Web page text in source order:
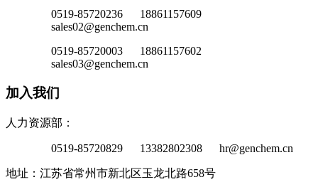
0519-85720236 18861157609
sales02@genchem.cn
0519-85720003 18861157602
sales03@genchem.cn
加入我们
人力资源部：
0519-85720829 13382802308 hr@genchem.cn
地址：江苏省常州市新北区玉龙北路658号